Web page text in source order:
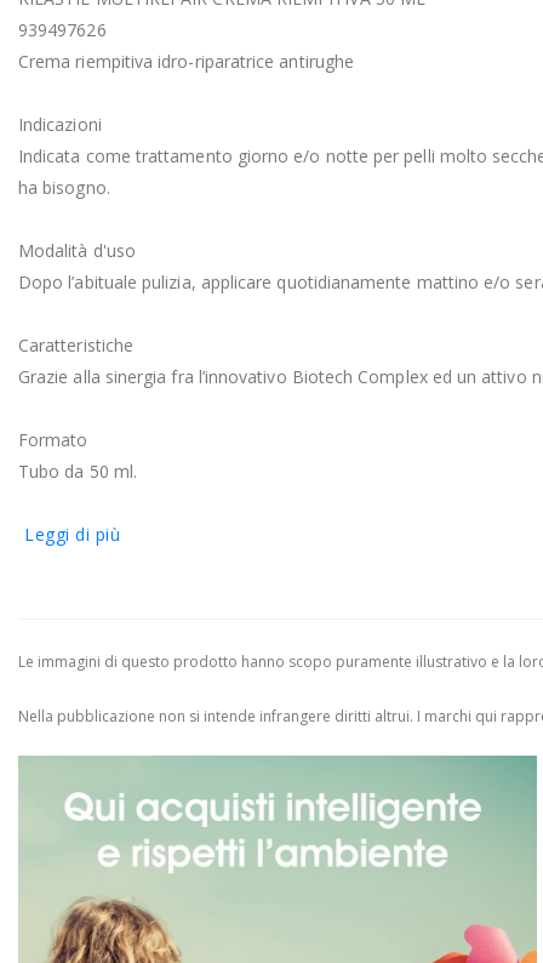
939497626
Crema riempitiva idro-riparatrice antirughe
Indicazioni
Indicata come trattamento giorno e/o notte per pelli molto
ha bisogno.
Modalità d'uso
Dopo l’abituale pulizia, applicare quotidianamente mattino e/o
Caratteristiche
Grazie alla sinergia fra l’innovativo Biotech Complex ed un
Formato
Tubo da 50 ml.
Leggi di più
Le immagini di questo prodotto hanno scopo puramente illustrativo e la
Nella pubblicazione non si intende infrangere diritti altrui. I marchi qui